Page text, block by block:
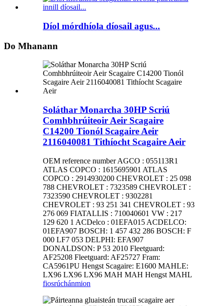
Díol mórdhíola díosail agus...
Do Mhanann
Soláthar Monarcha 30HP Scriú
Comhbhrúiteoir Aeir Scagaire
C14200 Tionól Scagaire Aeir
2116040081 Tithíocht Scagaire Aeir
OEM reference number AGCO : 055113R1
ATLAS COPCO : 1615695901 ATLAS
COPCO : 2914930200 CHEVROLET : 25 098
788 CHEVROLET : 7323589 CHEVROLET :
7323590 CHEVROLET : 9302281
CHEVROLET : 93 251 341 CHEVROLET : 93
276 069 FIATALLIS : 710040601 VW : 217
129 620 1 ACDelco : 01EFA015 ACDELCO:
01EFA907 BOSCH: 1 457 432 286 BOSCH: F
000 LF7 053 DELPHI: EFA907
DONALDSON: P 53 2010 Fleetguard:
AF25208 Fleetguard: AF25727 Fram:
CA5961PU Hengst Scagaire: E1600 MAHLE:
LX96 LX96 LX96 MAH MAH Hengst MAHL
fiosrúchánmion